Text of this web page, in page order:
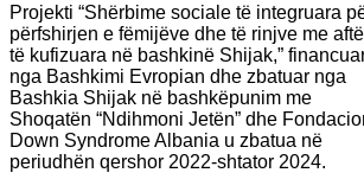
Projekti “Shërbime sociale të integruara
përfshirjen e fëmijëve dhe të rinjve me
të kufizuara në bashkinë Shijak,”
nga Bashkimi Evropian dhe zbatuar nga
Bashkia Shijak në bashkëpunim me
Shoqatën “Ndihmoni Jetën” dhe
Down Syndrome Albania u zbatua në
periudhën qershor 2022-shtator 2024.